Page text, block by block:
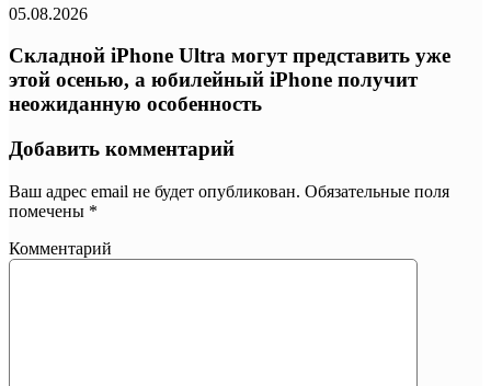
05.08.2026
Складной iPhone Ultra могут представить уже
этой осенью, а юбилейный iPhone получит
неожиданную особенность
Добавить комментарий
Ваш адрес email не будет опубликован. Обязательные поля
помечены *
Комментарий